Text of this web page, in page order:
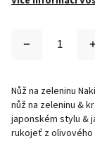
Nůž na zeleninu
nůž na zeleninu &
japonském stylu &
rukojeť z olivového